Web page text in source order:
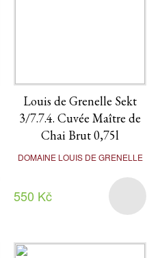
Louis de Grenelle Sekt
3/7.7.4. Cuvée Maître de
Chai Brut 0,75l
DOMAINE LOUIS DE GRENELLE
550 Kč